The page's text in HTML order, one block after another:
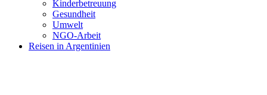
Kinderbetreuung
Gesundheit
Umwelt
NGO-Arbeit
Reisen in Argentinien